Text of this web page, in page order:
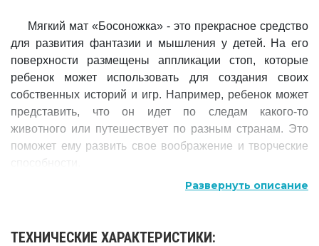
Мягкий мат «Босоножка» - это прекрасное средство
для развития фантазии и мышления у детей. На его
поверхности размещены аппликации стоп, которые
ребенок может использовать для создания своих
собственных историй и игр. Например, ребенок может
представить, что он идет по следам какого-то
животного или путешествует по разным странам. Это
поможет ему развить свое воображение и творческие
Кроме того, мат «Босоножка» может использоваться
упражнения на этом мате, такие как ходьба, прыжки,
Развернуть описание
ТЕХНИЧЕСКИЕ ХАРАКТЕРИСТИКИ: